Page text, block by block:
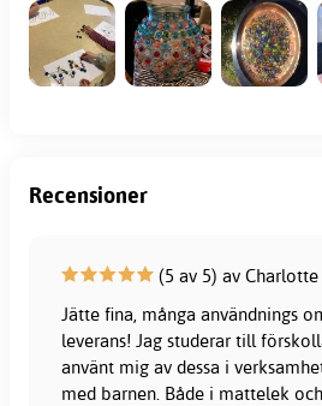
Recensioner
(5 av 5) av
Jätte fina, många användnings
leverans! Jag studerar till
använt mig av dessa i
med barnen. Både i mattelek